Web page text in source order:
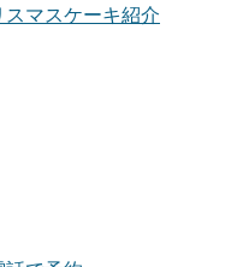
マスケーキ紹介